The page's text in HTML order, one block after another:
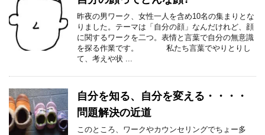
昨夜の男ワーク、女性一人を含め10名の集まりとな
りました。テーマは「自分の顔」なんだけれど、顔
に関するワークを二つ。表情と言葉で自分の無意識
を探る作業です。 私たち言葉でやりとりし
て、考えや状 ...
自分を知る、自分を変える・・・・
問題解決の近道
このところ、ワークやカウンセリングでちょー多